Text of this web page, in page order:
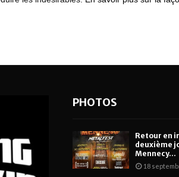
PHOTOS
Retour en
deuxième
Mennecy...
18